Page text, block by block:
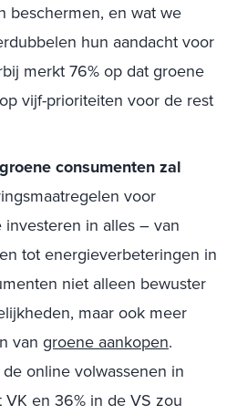
beschermen, en wat we
hun aandacht voor
merkt 76% op dat groene
vijf-prioriteiten voor de rest
consumenten zal
voor
in alles – van
tot energieverbeteringen in
niet alleen bewuster
maar ook meer
van groene aankopen.
online volwassenen in
VK en 36% in de VS zou